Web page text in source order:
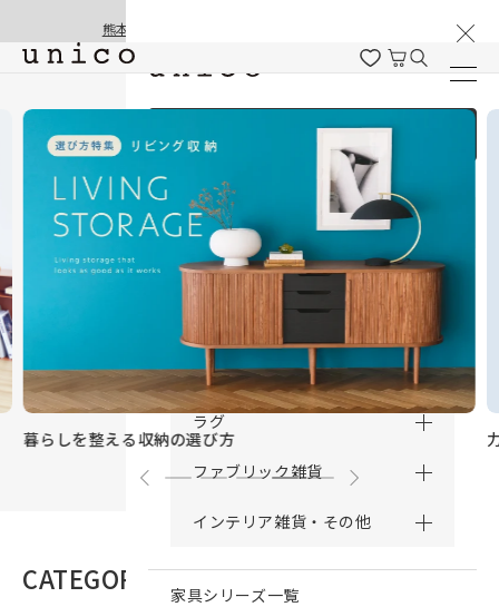
熊本地震の影響による配送遅延と停止について
ログイン / 新規会員登録
商品を探す
商品カテゴリー一覧
カーテン
ラグ
ファブリック雑貨
インテリア雑貨・その他
家具シリーズ一覧
暮らしを整える収納の選び方
CATEGORY 商品カテゴリー